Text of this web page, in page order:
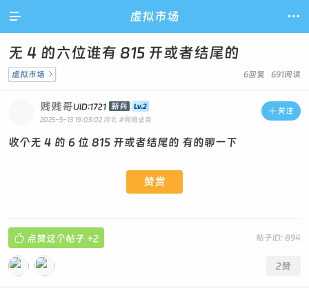
 虚拟市场 
无 4 的六位谁有 815 开或者结尾的
6回复 691阅读
虚拟市场 
 关注
贱贱哥UID:1721 新兵
2025-5-13 19:03:02 河北 #网络业务
收个无 4 的 6 位 815 开或者结尾的 有的聊一下
赞赏
帖子ID: 894
 点赞这个帖子 +2
2赞